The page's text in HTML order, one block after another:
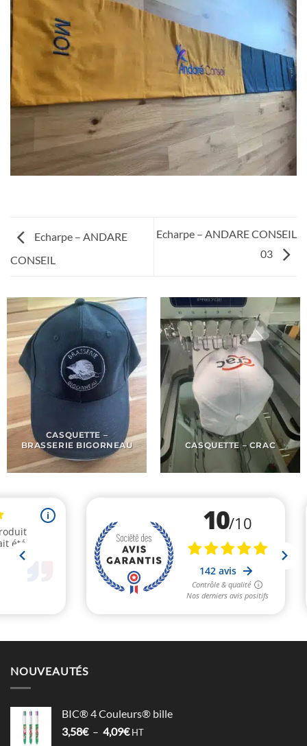
Echarpe – ANDARE
CONSEIL
Echarpe – ANDARE CONSEIL
03
CASQUETTE –
BRASSERIE BIGORNEAU
CASQUETTE – CRAC
NOUVEAUTÉS
BIC® 4 Couleurs® bille
3,58€ – 4,09€Plage
HT